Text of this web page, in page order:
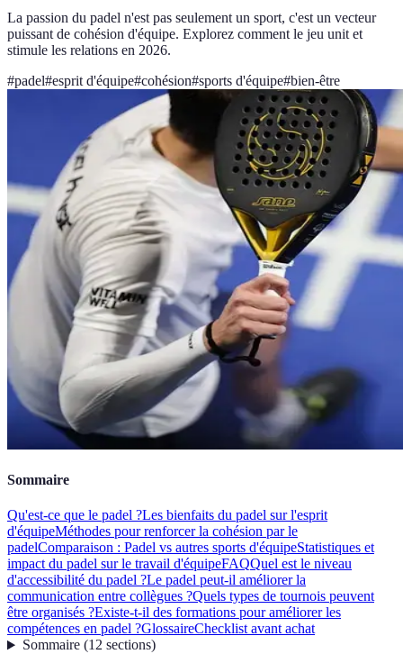
La passion du padel n'est pas seulement un sport, c'est un vecteur
puissant de cohésion d'équipe. Explorez comment le jeu unit et
stimule les relations en 2026.
#padel#esprit d'équipe#cohésion#sports d'équipe#bien-être
Sommaire
Qu'est-ce que le padel ?Les bienfaits du padel sur l'esprit
d'équipeMéthodes pour renforcer la cohésion par le
padelComparaison : Padel vs autres sports d'équipeStatistiques et
impact du padel sur le travail d'équipeFAQQuel est le niveau
d'accessibilité du padel ?Le padel peut-il améliorer la
communication entre collègues ?Quels types de tournois peuvent
être organisés ?Existe-t-il des formations pour améliorer les
compétences en padel ?GlossaireChecklist avant achat
Sommaire(12 sections)